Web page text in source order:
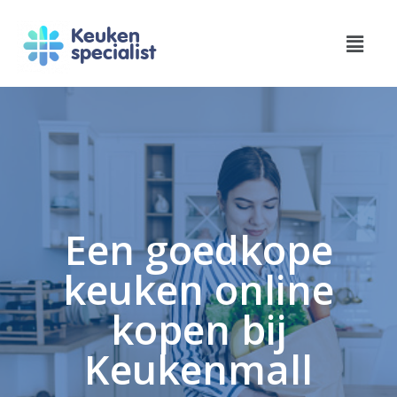
Keuken
specialist
Een goedkope
keuken online
kopen bij
Keukenmall